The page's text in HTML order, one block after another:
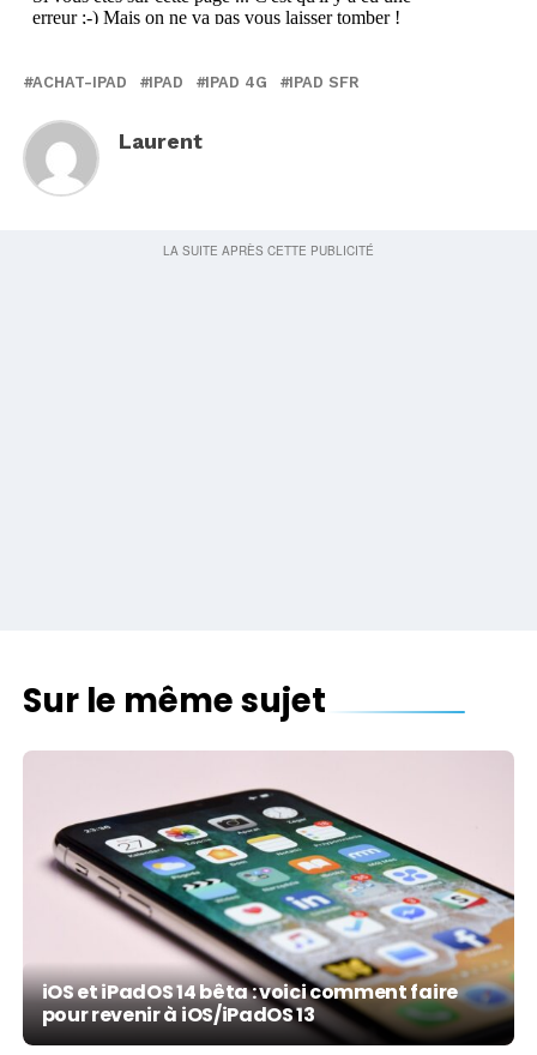
ACHAT-IPAD IPAD IPAD 4G IPAD SFR
Laurent
Sur le même sujet
iOS et iPadOS 14 bêta : voici comment faire
pour revenir à iOS/iPadOS 13